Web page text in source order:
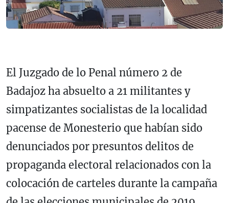
El Juzgado de lo Penal número 2 de
Badajoz ha absuelto a 21 militantes y
simpatizantes socialistas de la localidad
pacense de Monesterio que habían sido
denunciados por presuntos delitos de
propaganda electoral relacionados con la
colocación de carteles durante la campaña